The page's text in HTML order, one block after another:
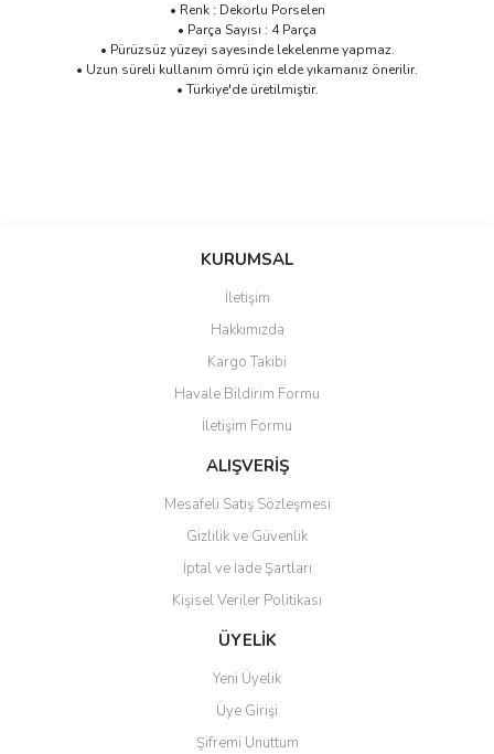
• Renk : Dekorlu Porselen
• Parça Sayısı : 4 Parça
• Pürüzsüz yüzeyi sayesinde lekelenme yapmaz.
• Uzun süreli kullanım ömrü için elde yıkamanız önerilir.
• Türkiye'de üretilmiştir.
Bu ürüne ilk yorumu siz yapın!
Ürün resmi kalitesiz, bozuk veya görüntülenemiyor.
Ürün açıklamasında eksik bilgiler bulunuyor.
Ürün bilgilerinde hatalar bulunuyor.
Ürün fiyatı diğer sitelerden daha pahalı.
Bu ürüne benzer farklı alternatifler olmalı.
Gönder
KURUMSAL
İletişim
Hakkımızda
Kargo Takibi
Havale Bildirim Formu
İletişim Formu
ALIŞVERİŞ
Mesafeli Satış Sözleşmesi
Gizlilik ve Güvenlik
İptal ve İade Şartları
Kişisel Veriler Politikası
ÜYELİK
Yeni Üyelik
Üye Girişi
Şifremi Unuttum